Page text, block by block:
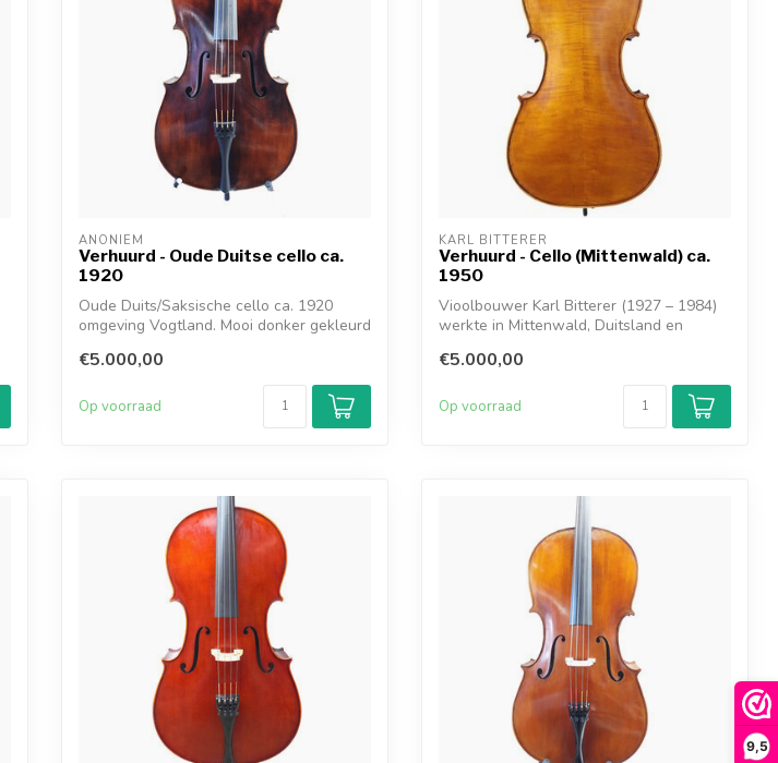
9,5
ANONIEM
Verhuurd - Oude Duitse cello ca.
1920
Oude Duits/Saksische cello ca. 1920
omgeving Vogtland. Mooi donker gekleurd
€5.000,00
Op voorraad
KARL BITTERER
Verhuurd - Cello (Mittenwald) ca.
1950
Vioolbouwer Karl Bitterer (1927 – 1984)
werkte in Mittenwald, Duitsland en
€5.000,00
Op voorraad